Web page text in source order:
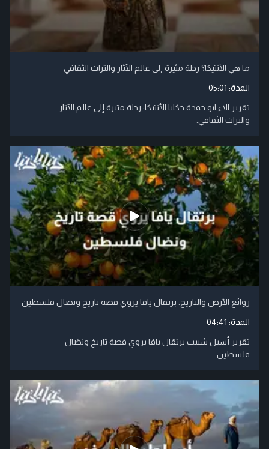
ما هي الأنتيكا؟ رحلة مثيرة إلى عالم الآثار والتراث الثقافي
المدة: 05:01
تقرير الاء ابو حمدة حكايا الأنتيكا: رحلة مثيرة إلى عالم الآثار
والتراث الثقافي.
روائع الأرض والتاريخ: برتقال يافا يروي قصة تاريخ ونضال فلسطين
المدة: 04:41
تقرير أسيل شبيب برتقال يافا يروي قصة تاريخ ونضال
فلسطين.